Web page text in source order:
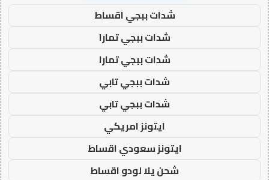
شدات ببجي اقساط
شدات ببجي تمارا
شدات ببجي تمارا
شدات ببجي تابي
شدات ببجي تابي
ايتونز امريكي
ايتونز سعودي اقساط
شحن يلا لودو اقساط